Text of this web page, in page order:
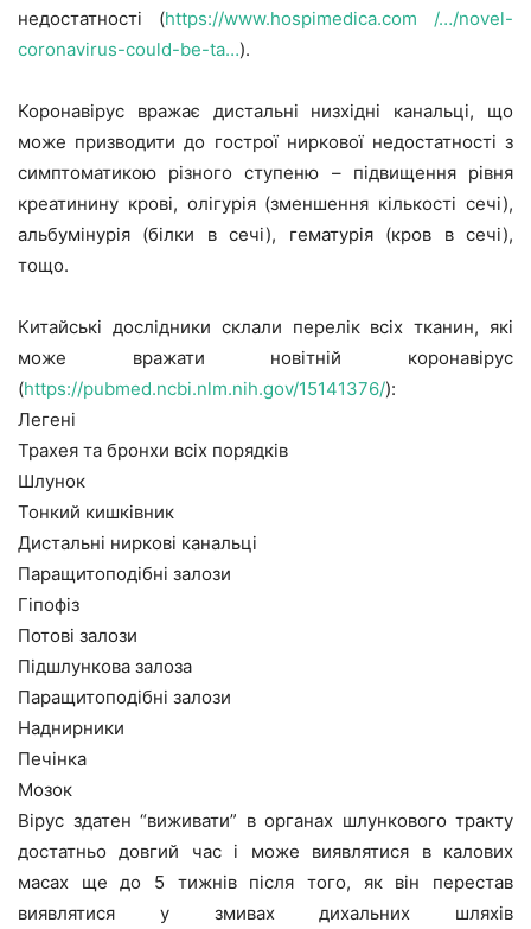
недостатності (https://www.hospimedica.com /…/novel-
coronavirus-could-be-ta…).
Коронавірус вражає дистальні низхідні канальці, що
може призводити до гострої ниркової недостатності з
симптоматикою різного ступеню – підвищення рівня
креатинину крові, олігурія (зменшення кількості сечі),
альбумінурія (білки в сечі), гематурія (кров в сечі),
тощо.
Китайські дослідники склали перелік всіх тканин, які
може вражати новітній коронавірус
(https://pubmed.ncbi.nlm.nih.gov/15141376/):
Легені
Трахея та бронхи всіх порядків
Шлунок
Тонкий кишківник
Дистальні ниркові канальці
Паращитоподібні залози
Гіпофіз
Потові залози
Підшлункова залоза
Паращитоподібні залози
Наднирники
Печінка
Мозок
Вірус здатен “виживати” в органах шлункового тракту
достатньо довгий час і може виявлятися в калових
масах ще до 5 тижнів після того, як він перестав
виявлятися у змивах дихальних шляхів